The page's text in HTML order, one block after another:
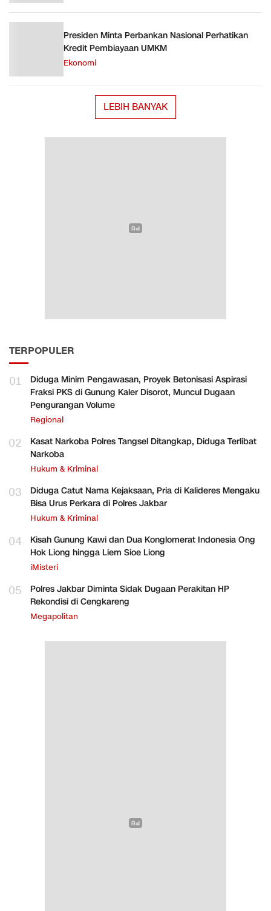
Presiden Minta Perbankan Nasional Perhatikan
Kredit Pembiayaan UMKM
Ekonomi
LEBIH BANYAK
TERPOPULER
01
Diduga Minim Pengawasan, Proyek Betonisasi Aspirasi
Fraksi PKS di Gunung Kaler Disorot, Muncul Dugaan
Pengurangan Volume
Regional
02
Kasat Narkoba Polres Tangsel Ditangkap, Diduga Terlibat
Narkoba
Hukum & Kriminal
03
Diduga Catut Nama Kejaksaan, Pria di Kalideres Mengaku
Bisa Urus Perkara di Polres Jakbar
Hukum & Kriminal
04
Kisah Gunung Kawi dan Dua Konglomerat Indonesia Ong
Hok Liong hingga Liem Sioe Liong
iMisteri
05
Polres Jakbar Diminta Sidak Dugaan Perakitan HP
Rekondisi di Cengkareng
Megapolitan